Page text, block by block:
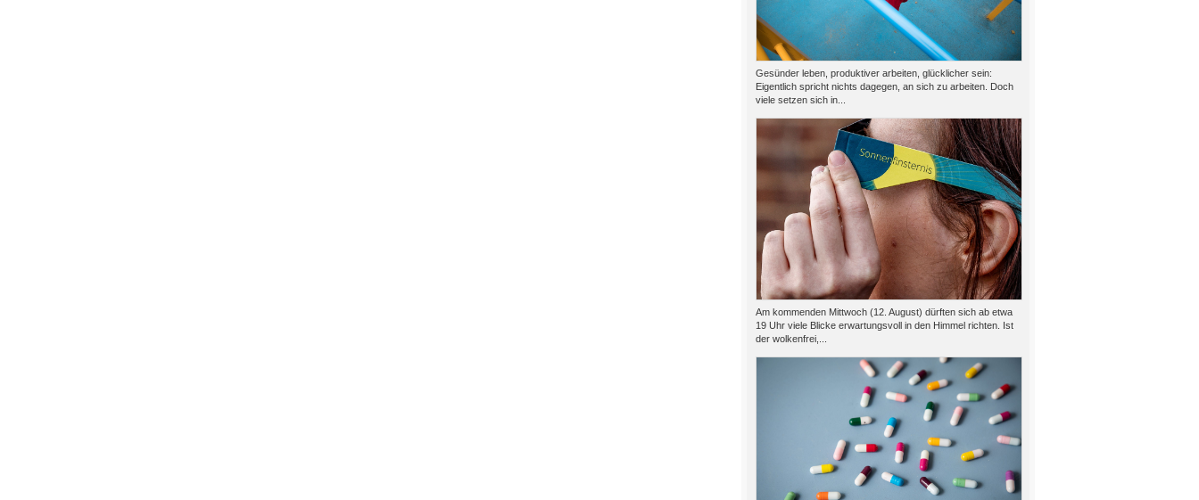
Gesünder leben, produktiver arbeiten, glücklicher sein:
Eigentlich spricht nichts dagegen, an sich zu arbeiten. Doch
viele setzen sich in...
Am kommenden Mittwoch (12. August) dürften sich ab etwa
19 Uhr viele Blicke erwartungsvoll in den Himmel richten. Ist
der wolkenfrei,...